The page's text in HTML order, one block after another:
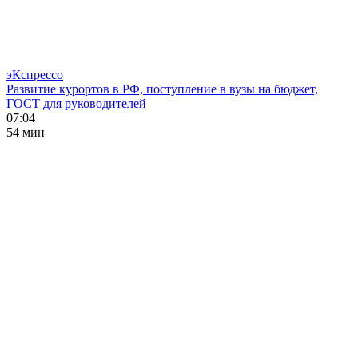
эКспрессо
Развитие курортов в РФ, поступление в вузы на бюджет,
ГОСТ для руководителей
07:04
54 мин